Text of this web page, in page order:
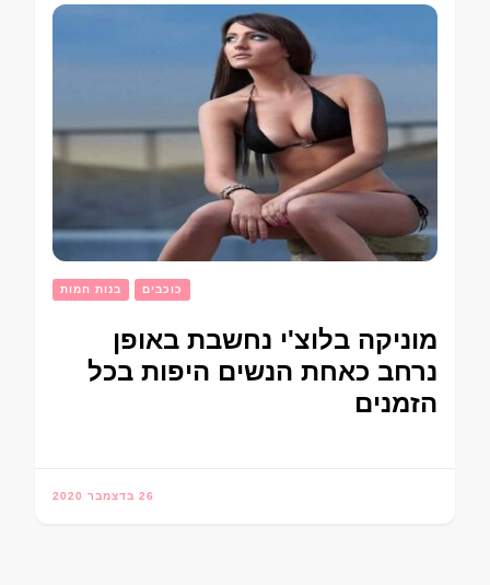
בנות חמות כוכבים
מוניקה בלוצ'י נחשבת באופן
נרחב כאחת הנשים היפות בכל
הזמנים
26 בדצמבר 2020